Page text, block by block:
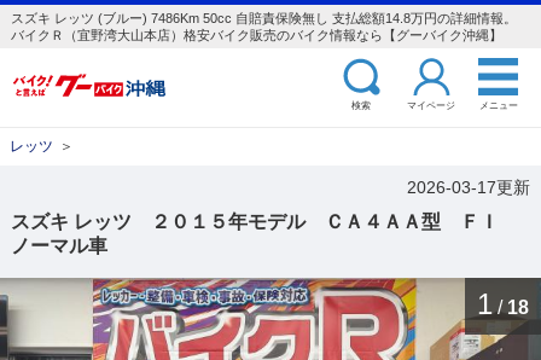
スズキ レッツ (ブルー) 7486Km 50cc 自賠責保険無し 支払総額14.8万円の詳細情報。
バイクＲ（宜野湾大山本店）格安バイク販売のバイク情報なら【グーバイク沖縄】
検索 マイページ メニュー
レッツ ＞
2026-03-17更新
スズキ レッツ ２０１５年モデル ＣＡ４ＡＡ型 ＦＩ
ノーマル車
1 / 18